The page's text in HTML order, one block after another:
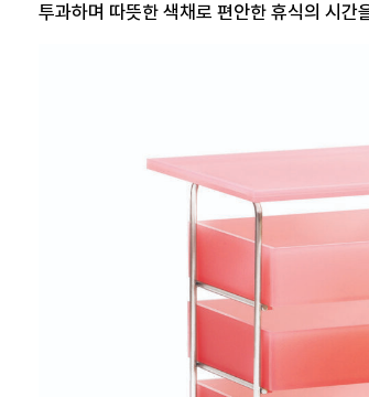
투과하며 따뜻한 색채로 편안한 휴식의 시간